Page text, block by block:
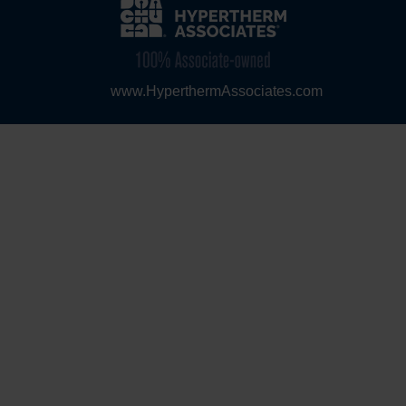
www.HyperthermAssociates.com